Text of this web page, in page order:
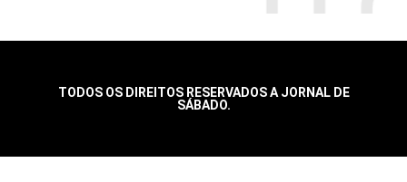
TODOS OS DIREITOS RESERVADOS A JORNAL DE
SÁBADO.